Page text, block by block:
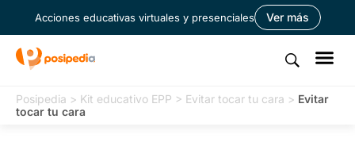
Acciones educativas virtuales y presenciales Ver más
Posipedia > Kit educativo EPP > Evitar tocar tu cara > Evitar
tocar tu cara